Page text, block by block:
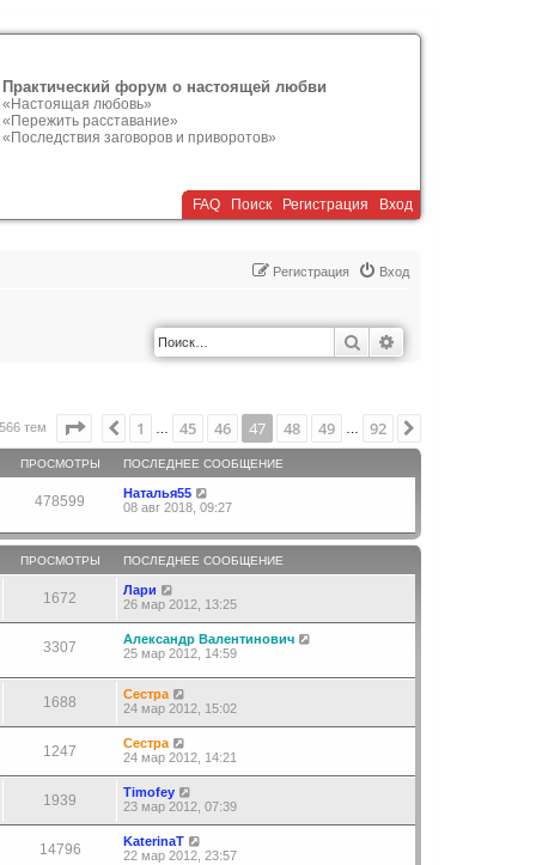
Практический форум о настоящей любви
«Настоящая любовь»
«Пережить расставание»
«Последствия заговоров и приворотов»
FAQ Поиск Регистрация Вход
Вход
Регистрация
Поиск
тем Страница 47из 92
Пред.
1 45 46 47 48 49 92
ПРОСМОТРЫ ПОСЛЕДНЕЕ СООБЩЕНИЕ
478599
Наталья55
08 авг 2018, 09:27
ПРОСМОТРЫ ПОСЛЕДНЕЕ СООБЩЕНИЕ
1672
Лари
26 мар 2012, 13:25
3307
Александр Валентинович
25 мар 2012, 14:59
1688
Сестра
24 мар 2012, 15:02
1247
Сестра
24 мар 2012, 14:21
1939
Timofey
23 мар 2012, 07:39
14796
KaterinaT
22 мар 2012, 23:57